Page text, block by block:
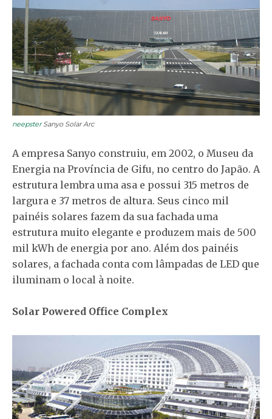
neepsterSanyo Solar Arc
A empresa Sanyo construiu, em 2002, o Museu da
Energia na Província de Gifu, no centro do Japão. A
estrutura lembra uma asa e possui 315 metros de
largura e 37 metros de altura. Seus cinco mil
painéis solares fazem da sua fachada uma
estrutura muito elegante e produzem mais de 500
mil kWh de energia por ano. Além dos painéis
solares, a fachada conta com lâmpadas de LED que
iluminam o local à noite.
Solar Powered Office Complex